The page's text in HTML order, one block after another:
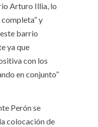
Arturo Illia, lo
y
barrio
ya que
con los
en conjunto”
Perón se
colocación de